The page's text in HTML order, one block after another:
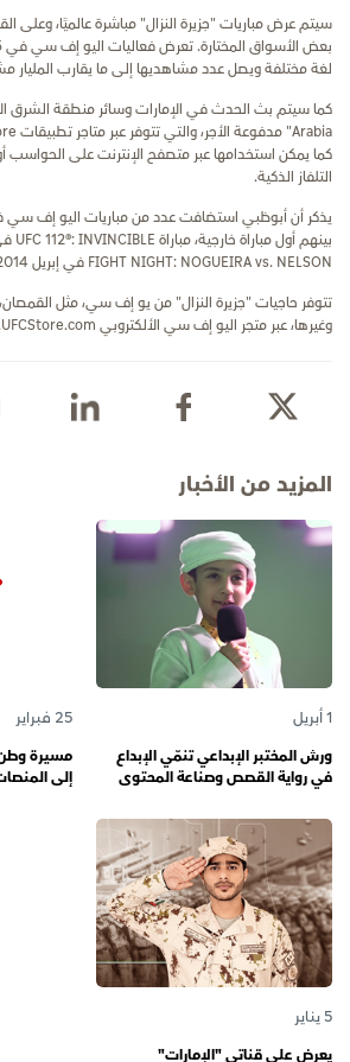
سيتم عرض مباريات "جزيرة النزال" مباشرة عالميًا، وعلى
لغة مختلفة ويصل عدد مشاهديها إلى ما يقارب المليار
كما يمكن استخدامها عبر متصفح الإنترنت على الحواسب أو
التلفاز الذكية.
FIGHT NIGHT: NOGUEIRA vs. NELSON في إبريل 2014.
تتوفر حاجيات "جزيرة النزال" من يو إف سي، مثل
وغيرها، عبر متجر اليو إف سي الألكتروبي www.UFCStore.com
المزيد من الأخبار
1 أبريل
ورش المختبر الإبداعي تنمّي الإبداع
في رواية القصص وصناعة المحتوى
الصغار
25 فبراير
مسيرة
إلى
5 يناير
يعرض على قناتي "الإمارات"